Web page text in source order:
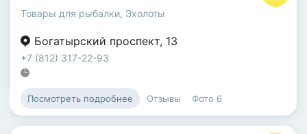
Товары для рыбалки, Эхолоты
Богатырский проспект, 13
+7 (812) 317-22-93
Посмотреть подробнее Отзывы Фото 6